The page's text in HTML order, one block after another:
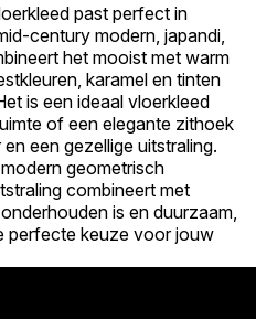
past perfect in
century modern, japandi,
het mooist met warm
karamel en tinten
is een ideaal vloerkleed
of een elegante zithoek
een gezellige uitstraling.
geometrisch
combineert met
is en duurzaam,
perfecte keuze voor jouw